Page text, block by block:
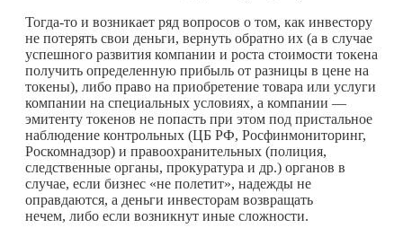
Тогда-то и возникает ряд вопросов о том, как инвестору
не потерять свои деньги, вернуть обратно их (а в случае
успешного развития компании и роста стоимости токена
получить определенную прибыль от разницы в цене на
токены), либо право на приобретение товара или услуги
компании на специальных условиях, а компании —
эмитенту токенов не попасть при этом под пристальное
наблюдение контрольных (ЦБ РФ, Росфинмониторинг,
Роскомнадзор) и правоохранительных (полиция,
следственные органы, прокуратура и др.) органов в
случае, если бизнес «не полетит», надежды не
оправдаются, а деньги инвесторам возвращать
нечем, либо если возникнут иные сложности.